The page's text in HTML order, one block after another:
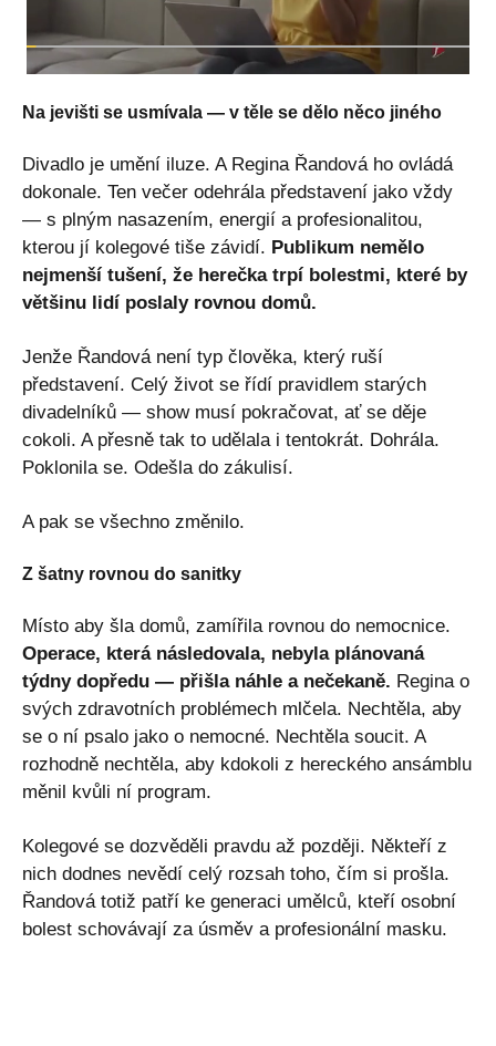
Na jevišti se usmívala — v těle se dělo něco jiného
Divadlo je umění iluze. A Regina Řandová ho ovládá
dokonale. Ten večer odehrála představení jako vždy
— s plným nasazením, energií a profesionalitou,
kterou jí kolegové tiše závidí. Publikum nemělo
nejmenší tušení, že herečka trpí bolestmi, které by
většinu lidí poslaly rovnou domů.
Jenže Řandová není typ člověka, který ruší
představení. Celý život se řídí pravidlem starých
divadelníků — show musí pokračovat, ať se děje
cokoli. A přesně tak to udělala i tentokrát. Dohrála.
Poklonila se. Odešla do zákulisí.
A pak se všechno změnilo.
Z šatny rovnou do sanitky
Místo aby šla domů, zamířila rovnou do nemocnice.
Operace, která následovala, nebyla plánovaná
týdny dopředu — přišla náhle a nečekaně. Regina o
svých zdravotních problémech mlčela. Nechtěla, aby
se o ní psalo jako o nemocné. Nechtěla soucit. A
rozhodně nechtěla, aby kdokoli z hereckého ansámblu
měnil kvůli ní program.
Kolegové se dozvěděli pravdu až později. Někteří z
nich dodnes nevědí celý rozsah toho, čím si prošla.
Řandová totiž patří ke generaci umělců, kteří osobní
bolest schovávají za úsměv a profesionální masku.